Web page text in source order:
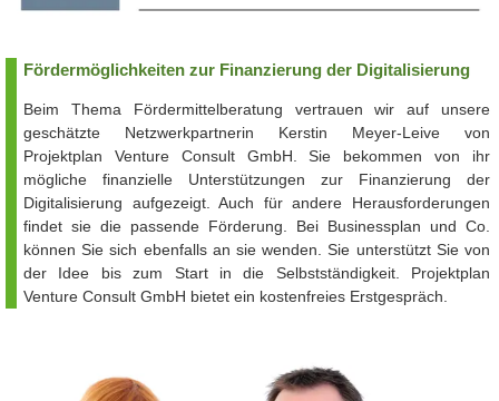
Fördermöglichkeiten zur Finanzierung der Digitalisierung
Beim Thema Fördermittelberatung vertrauen wir auf unsere
geschätzte Netzwerkpartnerin Kerstin Meyer-Leive von
Projektplan Venture Consult GmbH. Sie bekommen von ihr
mögliche finanzielle Unterstützungen zur Finanzierung der
Digitalisierung aufgezeigt. Auch für andere Herausforderungen
findet sie die passende Förderung. Bei Businessplan und Co.
können Sie sich ebenfalls an sie wenden. Sie unterstützt Sie von
der Idee bis zum Start in die Selbstständigkeit. Projektplan
Venture Consult GmbH bietet ein kostenfreies Erstgespräch.